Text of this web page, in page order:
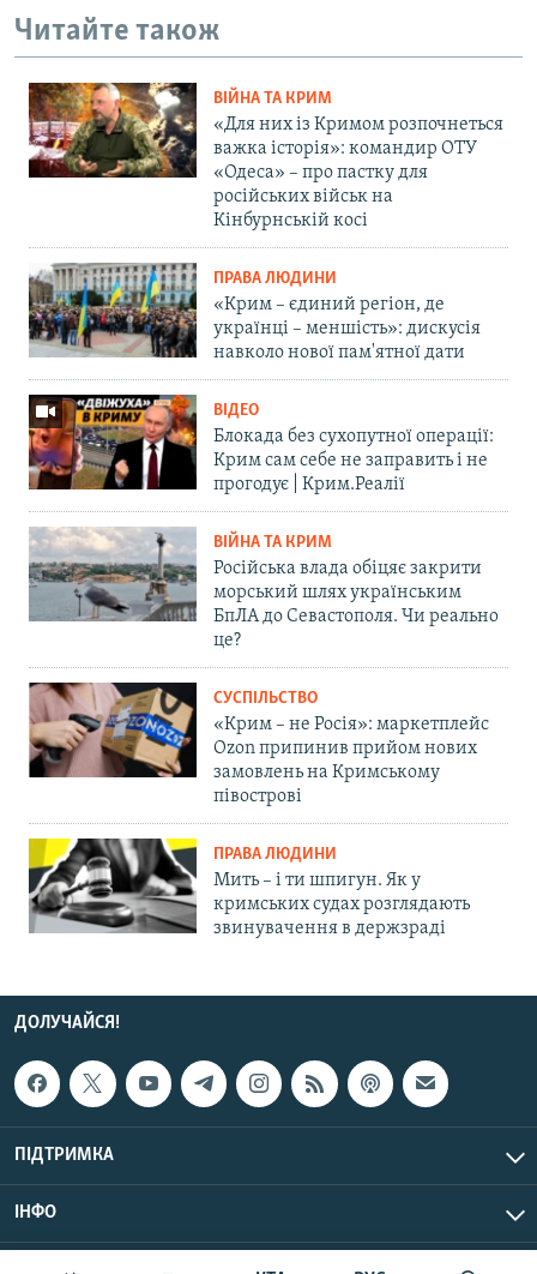
Читайте також
ВІЙНА ТА КРИМ
«Для них із Кримом розпочнеться
важка історія»: командир ОТУ
«Одеса» – про пастку для
російських військ на
Кінбурнській косі
ПРАВА ЛЮДИНИ
«Крим – єдиний регіон, де
українці – меншість»: дискусія
навколо нової пам'ятної дати
ВІДЕО
Блокада без сухопутної операції:
Крим сам себе не заправить і не
прогодує | Крим.Реалії
ВІЙНА ТА КРИМ
Російська влада обіцяє закрити
морський шлях українським
БпЛА до Севастополя. Чи реально
це?
СУСПІЛЬСТВО
«Крим – не Росія»: маркетплейс
Ozon припинив прийом нових
замовлень на Кримському
півострові
ПРАВА ЛЮДИНИ
Мить – і ти шпигун. Як у
кримських судах розглядають
звинувачення в держзраді
ДОЛУЧАЙСЯ!
ПІДТРИМКА
ІНФО